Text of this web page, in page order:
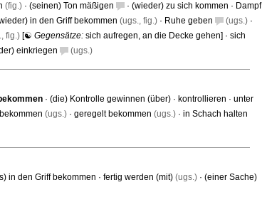
(fig.) · (seinen) Ton mäßigen · (wieder) zu sich kommen · Dampf
in den Griff bekommen (ugs., fig.) · Ruhe geben (ugs.) ·
fig.) [☯ Gegensätze: sich aufregen, an die Decke gehen] · sich
einkriegen (ugs.)
· (die) Kontrolle gewinnen (über) · kontrollieren · unter
(ugs.) · geregelt bekommen (ugs.) · in Schach halten
in den Griff bekommen · fertig werden (mit) (ugs.) · (einer Sache)